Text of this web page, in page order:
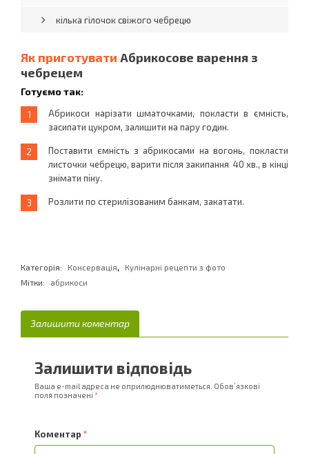
кілька гілочок свіжого чебрецю
Як приготуватиАбрикосове варення з
чебрецем
Готуємо так:
Абрикоси нарізати шматочками, покласти в ємність,
засипати цукром, залишити на пару годин.
Поставити ємність з абрикосами на вогонь, покласти
листочки чебрецю, варити після закипання 40 хв., в кінці
знімати піну.
Розлити по стерилізованим банкам, закатати.
Категорія: Консервація,
Кулінарні рецепти з фото
Мітки:
абрикоси
Залишити коментар
Залишити відповідь
Ваша e-mail адреса не оприлюднюватиметься. Обов’язкові
поля позначені *
Коментар *